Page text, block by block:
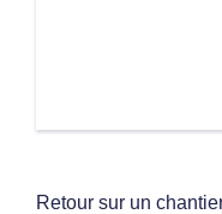
Retour sur un